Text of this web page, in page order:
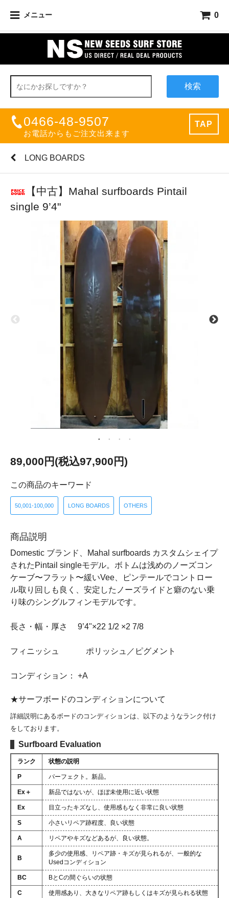
メニュー 0
検索
0466-48-9507
お電話からもご注文出来ます
TAP
LONG BOARDS
【中古】Mahal surfboards Pintail
single 9’4"
89,000円(税込97,900円)
この商品のキーワード
50,001-100,000 LONG BOARDS OTHERS
商品説明
Domestic ブランド、Mahal surfboards カスタムシェイプ
されたPintail singleモデル。ボトムは浅めのノーズコン
ケーブ〜フラット〜緩いVee、ピンテールでコントロー
ル取り回しも良く、安定したノーズライドと癖のない乗
り味のシングルフィンモデルです。
長さ・幅・厚さ 9’4"×22 1/2 ×2 7/8
フィニッシュ ポリッシュ／ピグメント
コンディション： +A
★サーフボードのコンディションについて
詳細説明にあるボードのコンディションは、以下のようなランク付け
をしております。
Surfboard Evaluation
ランク 状態の説明
P パーフェクト。新品。
Ex＋ 新品ではないが、ほぼ未使用に近い状態
Ex 目立ったキズなし、使用感もなく非常に良い状態
S 小さいリペア跡程度、良い状態
A リペアやキズなどあるが、良い状態。
B
多少の使用感、リペア跡・キズが見られるが、一般的な
Usedコンディション
BC BとCの間ぐらいの状態
C 使用感あり、大きなリペア跡もしくはキズが見られる状態